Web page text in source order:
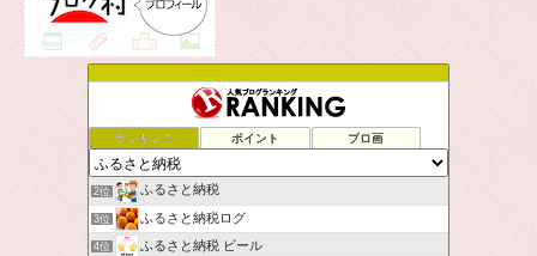
ランキング ポイント ブロ画
2位 ふるさと納税
3位 ふるさと納税ログ
4位 ふるさと納税 ビール